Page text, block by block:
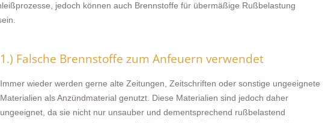
jedoch können auch Brennstoffe für übermäßige Rußbelastung
1.) Falsche Brennstoffe zum Anfeuern verwendet
Immer wieder werden gerne alte Zeitungen, Zeitschriften oder sonstige ungeeignete
Materialien alsAnzündmaterialgenutzt. Diese Materialien sind jedoch daher
ungeeignet, da sie nicht nur unsauber und dementsprechend rußbelastend